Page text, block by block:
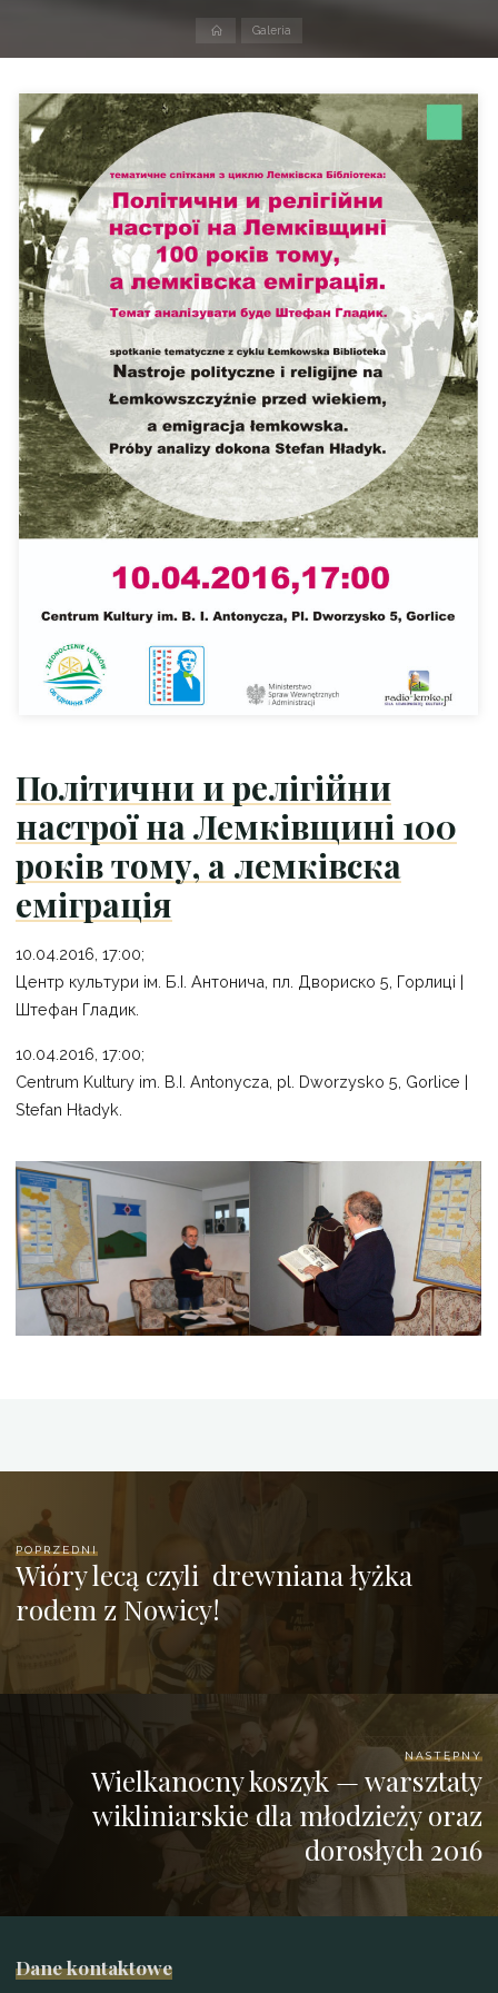
StronaGaleria
Політични и релігійни
настрої на Лемківщині 100
років тому, а лемківска
еміграція
10.04.2016, 17:00;
Центр культури ім. Б.І. Антонича, пл. Двориско 5, Горлиці |
Штефан Гладик.
10.04.2016, 17:00;
Centrum Kultury im. B.I. Antonycza, pl. Dworzysko 5, Gorlice |
Stefan Hładyk.
POPRZEDNI
Wióry lecą czyli drewniana łyżka
rodem z Nowicy!
NASTĘPNY
Wielkanocny koszyk — warsztaty
wikliniarskie dla młodzieży oraz
dorosłych 2016
Dane kontaktowe